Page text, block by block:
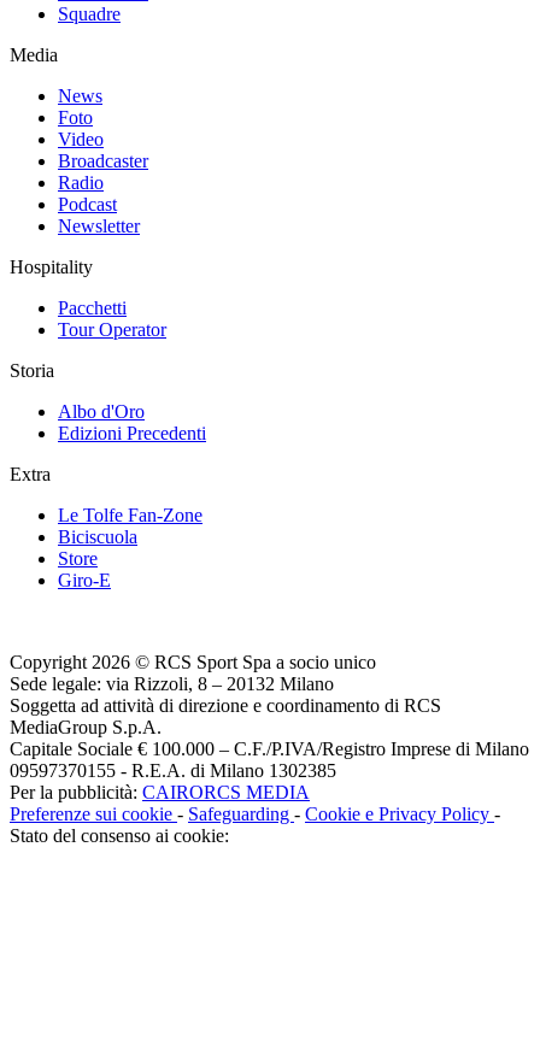
Squadre
Media
News
Foto
Video
Broadcaster
Radio
Podcast
Newsletter
Hospitality
Pacchetti
Tour Operator
Storia
Albo d'Oro
Edizioni Precedenti
Extra
Le Tolfe Fan-Zone
Biciscuola
Store
Giro-E
Copyright 2026 © RCS Sport Spa a socio unico
Sede legale: via Rizzoli, 8 – 20132 Milano
Soggetta ad attività di direzione e coordinamento di RCS
MediaGroup S.p.A.
Capitale Sociale € 100.000 – C.F./P.IVA/Registro Imprese di Milano
09597370155 - R.E.A. di Milano 1302385
Per la pubblicità: CAIRORCS MEDIA
Preferenze sui cookie - Safeguarding - Cookie e Privacy Policy -
Stato del consenso ai cookie: